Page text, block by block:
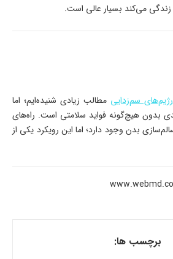
می‌کند بسیار عالی است.
رژیم‌های سم‌زدایی مطالب زیادی شنیده‌ایم؛ اما
بدون هیچ‌گونه فواید سلامتی است. راه‌های
بدن وجود دارد؛ اما این رویکرد یکی از
برچسب ها: